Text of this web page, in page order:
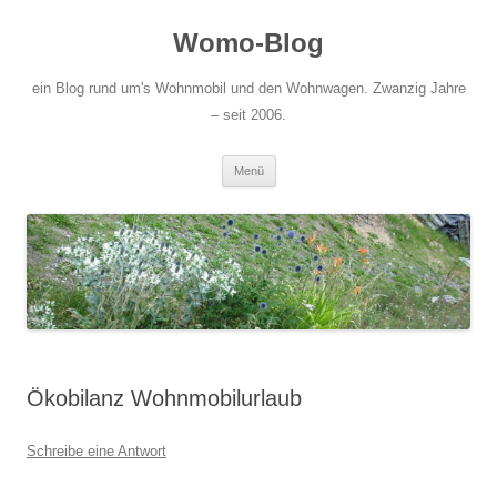
Womo-Blog
ein Blog rund um's Wohnmobil und den Wohnwagen. Zwanzig Jahre
– seit 2006.
Menü
Ökobilanz Wohnmobilurlaub
Schreibe eine Antwort